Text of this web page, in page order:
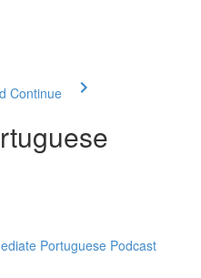
Continue
Portuguese Podcast